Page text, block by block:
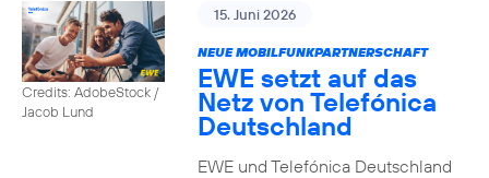
Credits: AdobeStock /
Jacob Lund
15. Juni 2026
NEUE MOBILFUNKPARTNERSCHAFT
EWE setzt auf das
Netz von Telefónica
Deutschland
EWE und Telefónica Deutschland